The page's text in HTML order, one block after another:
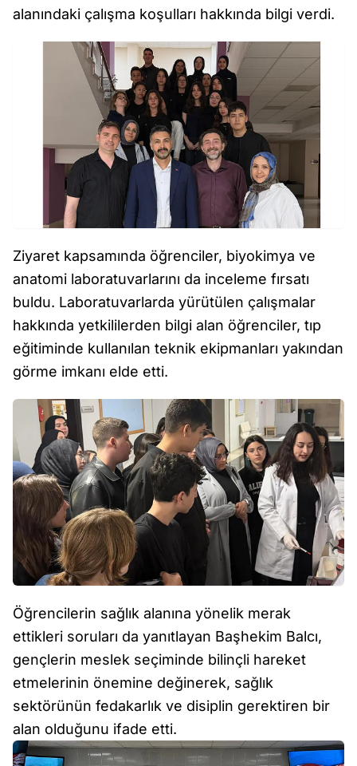
alanındaki çalışma koşulları hakkında bilgi verdi.
Ziyaret kapsamında öğrenciler, biyokimya ve
anatomi laboratuvarlarını da inceleme fırsatı
buldu. Laboratuvarlarda yürütülen çalışmalar
hakkında yetkililerden bilgi alan öğrenciler, tıp
eğitiminde kullanılan teknik ekipmanları yakından
görme imkanı elde etti.
Öğrencilerin sağlık alanına yönelik merak
ettikleri soruları da yanıtlayan Başhekim Balcı,
gençlerin meslek seçiminde bilinçli hareket
etmelerinin önemine değinerek, sağlık
sektörünün fedakarlık ve disiplin gerektiren bir
alan olduğunu ifade etti.